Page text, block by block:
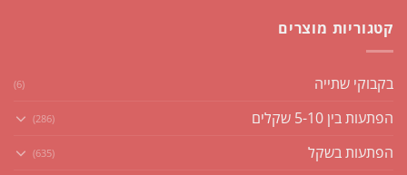
קטגוריות מוצרים
בקבוקי שתייה (6)
הפתעות בין 5-10 שקלים (286)
הפתעות בשקל (635)